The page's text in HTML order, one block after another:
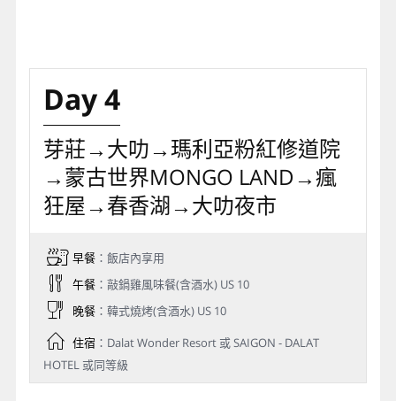
Day 4
芽莊→大叻→瑪利亞粉紅修道院
→蒙古世界MONGO LAND→瘋
狂屋→春香湖→大叻夜市
早餐：飯店內享用
午餐：敲鍋雞風味餐(含酒水) US 10
晚餐：韓式燒烤(含酒水) US 10
住宿：Dalat Wonder Resort 或 SAIGON - DALAT
HOTEL 或同等級